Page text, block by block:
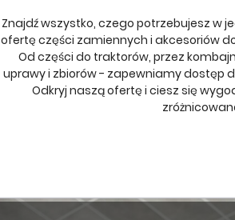
Znajdź wszystko, czego potrzebujesz w
ofertę części zamiennych i akcesoriów
Od części do traktorów, przez
uprawy i zbiorów - zapewniamy dostęp
Odkryj naszą ofertę i ciesz się